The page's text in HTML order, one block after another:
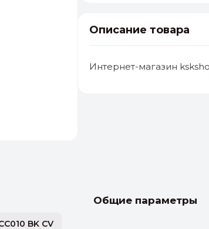
Описание товара
Интернет-магазин
BK CV
Общие параметры